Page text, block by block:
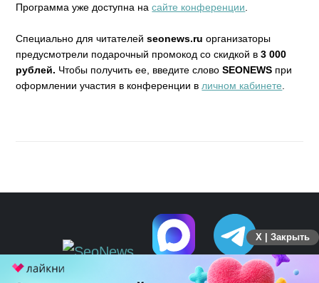
Программа уже доступна насайте конференции
Специально для читателей seonews.ru организаторы
предусмотрели подарочный промокод со скидкой в3 000
рублей. Чтобы получить ее, введите словоSEONEWS при
оформлении участия в конференции в личном кабинете
X | Закрыть
ПЕРЕЙТИ НА ПОЛНУЮ ВЕРСИЮ